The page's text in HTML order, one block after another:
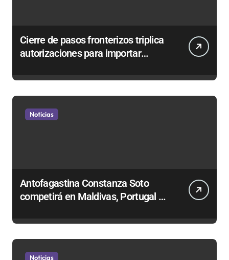
Cierre de pasos fronterizos triplica
autorizaciones para importar
Noticias
Antofagastina Constanza Soto
competirá en Maldivas, Portugal y
Bodyboard
Noticias